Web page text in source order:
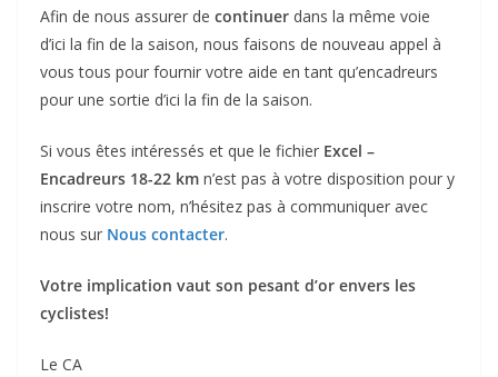
Afin de nous assurer de continuer dans la même voie
d’ici la fin de la saison, nous faisons de nouveau appel à
vous tous pour fournir votre aide en tant qu’encadreurs
pour une sortie d’ici la fin de la saison.
Si vous êtes intéressés et que le fichier Excel –
Encadreurs 18-22 km n’est pas à votre disposition pour y
inscrire votre nom, n’hésitez pas à communiquer avec
nous sur Nous contacter.
Votre implication vaut son pesant d’or envers les
cyclistes!
Le CA